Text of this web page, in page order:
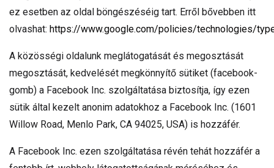
ez esetben az oldal böngészéséig tart. Erről bővebben itt
olvashat: https://www.google.com/policies/technologies/
A közösségi oldalunk meglátogatását és megosztását
megosztását, kedvelését megkönnyítő sütiket (facebook-
gomb) a Facebook Inc. szolgáltatása biztosítja, így ezen
sütik által kezelt anonim adatokhoz a Facebook Inc. (1601
Willow Road, Menlo Park, CA 94025, USA) is hozzáfér.
A Facebook Inc. ezen szolgáltatása révén tehát hozzáfér a